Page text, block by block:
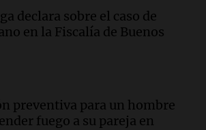
de minería
declara sobre el caso de
en la Fiscalía de Buenos
preventiva para un hombre
fuego a su pareja en